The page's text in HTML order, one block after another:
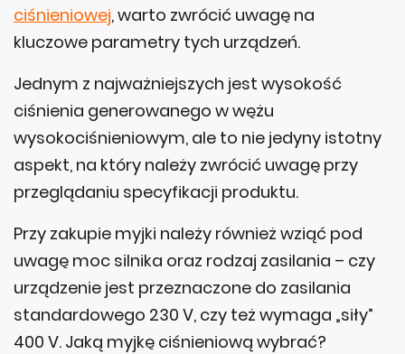
ciśnieniowej, warto zwrócić uwagę na
kluczowe parametry tych urządzeń.
Jednym z najważniejszych jest wysokość
ciśnienia generowanego w wężu
wysokociśnieniowym, ale to nie jedyny istotny
aspekt, na który należy zwrócić uwagę przy
przeglądaniu specyfikacji produktu.
Przy zakupie myjki należy również wziąć pod
uwagę moc silnika oraz rodzaj zasilania – czy
urządzenie jest przeznaczone do zasilania
standardowego 230 V, czy też wymaga „siły”
400 V. Jaką myjkę ciśnieniową wybrać?